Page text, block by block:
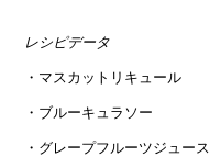
レシピデータ
・マスカットリキュール
・ブルーキュラソー
・グレープフルーツジュース